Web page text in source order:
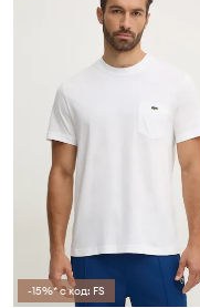
-15%* с код: FS